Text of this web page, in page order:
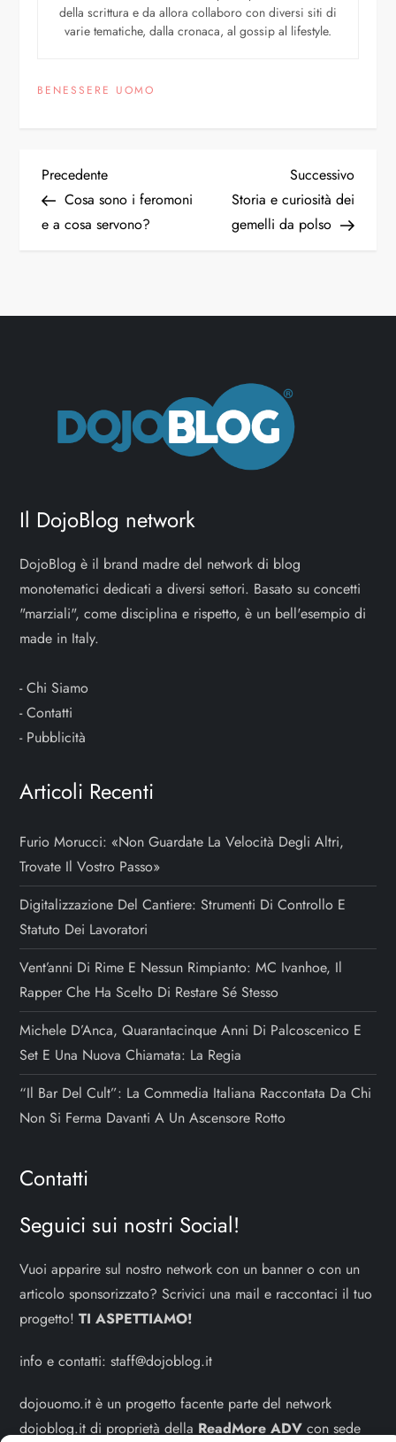
della scrittura e da allora collaboro con diversi siti di
varie tematiche, dalla cronaca, al gossip al lifestyle.
BENESSERE UOMO
Precedente
Cosa sono i feromoni
e a cosa servono?
Successivo
Storia e curiosità dei
gemelli da polso
Il DojoBlog network
DojoBlog è il brand madre del network di blog
monotematici dedicati a diversi settori. Basato su concetti
"marziali", come disciplina e rispetto, è un bell'esempio di
made in Italy.
-Chi Siamo
-Contatti
- Pubblicità
Articoli Recenti
Furio Morucci: «Non Guardate La Velocità Degli Altri,
Trovate Il Vostro Passo»
Digitalizzazione Del Cantiere: Strumenti Di Controllo E
Statuto Dei Lavoratori
Vent’anni Di Rime E Nessun Rimpianto: MC Ivanhoe, Il
Rapper Che Ha Scelto Di Restare Sé Stesso
Michele D’Anca, Quarantacinque Anni Di Palcoscenico E
Set E Una Nuova Chiamata: La Regia
“Il Bar Del Cult”: La Commedia Italiana Raccontata Da Chi
Non Si Ferma Davanti A Un Ascensore Rotto
Contatti
Seguici sui nostri Social!
Vuoi apparire sul nostro network con un banner o con un
articolo sponsorizzato? Scrivici una mail e raccontaci il tuo
progetto!TI ASPETTIAMO!
info e contatti:staff@dojoblog.it
dojouomo.it è un progetto facente parte del network
dojoblog.it di proprietà della ReadMore ADV con sede